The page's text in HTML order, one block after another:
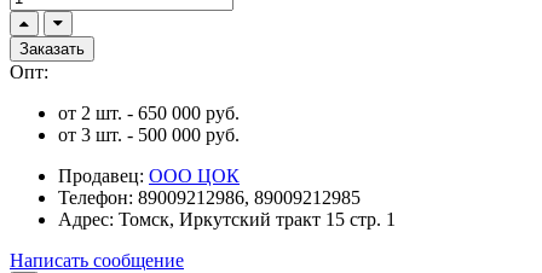
Заказать
Опт:
от 2 шт. - 650 000 руб.
от 3 шт. - 500 000 руб.
Продавец: ООО ЦОК
Телефон: 89009212986, 89009212985
Адрес: Томск, Иркутский тракт 15 стр. 1
Написать сообщение